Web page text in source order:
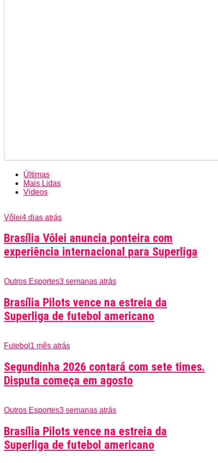
Últimas
Mais Lidas
Videos
Vôlei4 dias atrás
Brasília Vôlei anuncia ponteira com
experiência internacional para Superliga
Outros Esportes3 semanas atrás
Brasília Pilots vence na estreia da
Superliga de futebol americano
Futebol 1 mês atrás
Segundinha 2026 contará com sete times.
Disputa começa em agosto
Outros Esportes3 semanas atrás
Brasília Pilots vence na estreia da
Superliga de futebol americano